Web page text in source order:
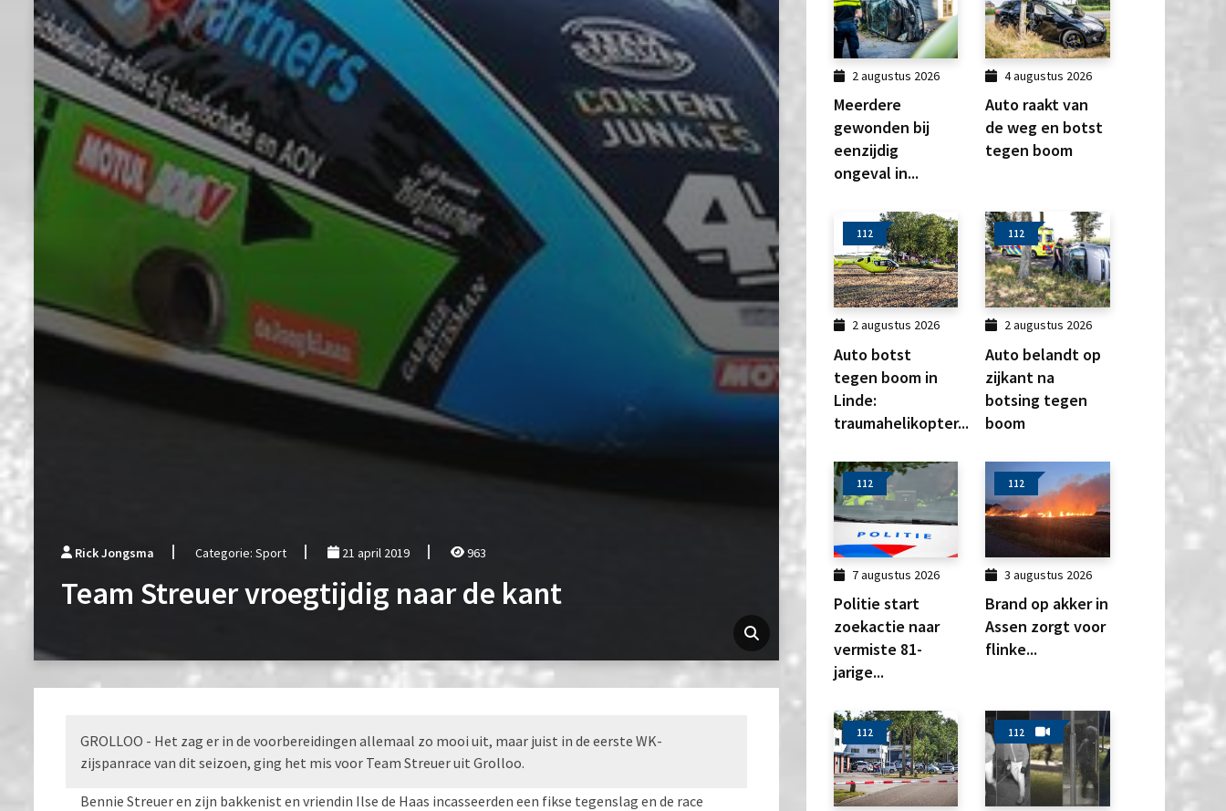
Rick Jongsma Categorie: Sport 21 april 2019 963
Team Streuer vroegtijdig naar de kant
GROLLOO - Het zag er in de voorbereidingen allemaal zo mooi uit, maar juist in de eerste WK-
zijspanrace van dit seizoen, ging het mis voor Team Streuer uit Grolloo.
Bennie Streuer en zijn bakkenist en vriendin Ilse de Haas incasseerden een fikse tegenslag en de race
2 augustus 2026
Meerdere
gewonden bij
eenzijdig
ongeval in...
4 augustus 2026
Auto raakt van
de weg en botst
tegen boom
112
2 augustus 2026
Auto botst
tegen boom in
Linde:
traumahelikopter...
112
2 augustus 2026
Auto belandt op
zijkant na
botsing tegen
boom
112
7 augustus 2026
Politie start
zoekactie naar
vermiste 81-
jarige...
112
3 augustus 2026
Brand op akker in
Assen zorgt voor
flinke...
112 112